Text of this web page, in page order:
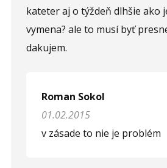
Komentár (* )
Opíšte prvé 4 písmená zo slova "
kateter aj o týždeň dlhšie ako
vymena? ale to musí byť
dakujem.
Roman Sokol
01.02.2015
v zásade to nie je problém